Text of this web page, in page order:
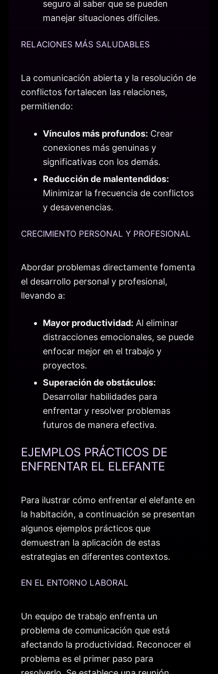
seguro al saber que se pueden
manejar situaciones difíciles.
RELACIONES MÁS SALUDABLES
La comunicación abierta y la resolución de
conflictos fortalecen las relaciones,
permitiendo:
Vínculos más profundos: Crear
conexiones más genuinas y
significativas con los demás.
Reducción de malentendidos:
Minimizar la frecuencia de conflictos
y desavenencias.
CRECIMIENTO PERSONAL Y PROFESIONAL
Abordar problemas directamente fomenta
el desarrollo personal y profesional,
llevando a:
Mayor productividad: Al eliminar
distracciones emocionales, se puede
enfocar mejor en el trabajo y
proyectos.
Superación de obstáculos:
Desarrollar habilidades para
enfrentar y resolver problemas
futuros de manera efectiva.
EJEMPLOS PRÁCTICOS DE
ENFRENTAR EL ELEFANTE
Para ilustrar cómo enfrentar el elefante en
la habitación, a continuación se presentan
algunos ejemplos prácticos que
demuestran la aplicación de estas
estrategias en diferentes contextos.
EN EL ENTORNO LABORAL
Un equipo de trabajo enfrenta un
problema de comunicación que está
afectando la productividad. Reconocer el
problema es el primer paso para